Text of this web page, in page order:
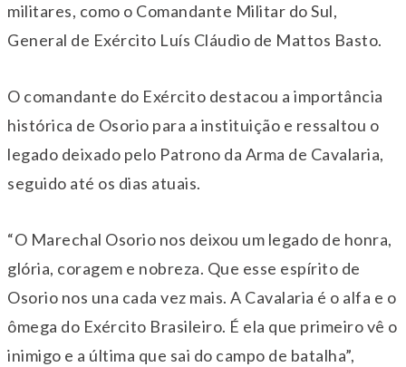
militares, como o Comandante Militar do Sul,
General de Exército Luís Cláudio de Mattos Basto.
O comandante do Exército destacou a importância
histórica de Osorio para a instituição e ressaltou o
legado deixado pelo Patrono da Arma de Cavalaria,
seguido até os dias atuais.
“O Marechal Osorio nos deixou um legado de honra,
glória, coragem e nobreza. Que esse espírito de
Osorio nos una cada vez mais. A Cavalaria é o alfa e o
ômega do Exército Brasileiro. É ela que primeiro vê o
inimigo e a última que sai do campo de batalha”,